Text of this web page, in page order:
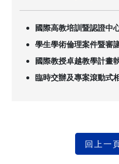
國際高教培訓暨認證中
學生學術倫理案件暨審
國際教授卓越教學計畫
臨時交辦及專案滾動式
回上一